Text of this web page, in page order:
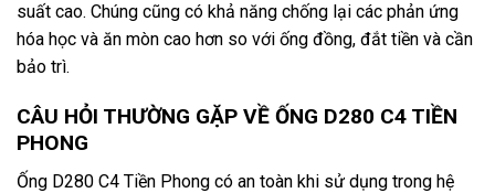
suất cao. Chúng cũng có khả năng chống lại các phản ứng
hóa học và ăn mòn cao hơn so với ống đồng, đắt tiền và cần
bảo trì.
CÂU HỎI THƯỜNG GẶP VỀ ỐNG D280 C4 TIỀN
PHONG
Ống D280 C4 Tiền Phong có an toàn khi sử dụng trong hệ